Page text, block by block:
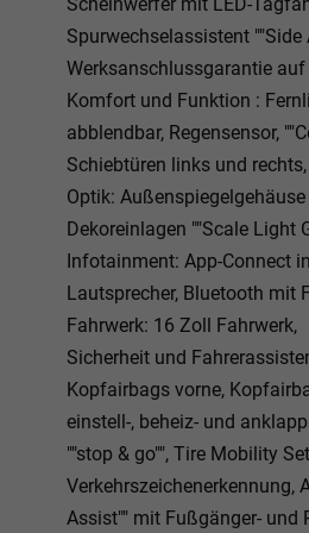
Spurwechselassistent
Werksanschlussgarantie
Komfort und Funktion :
abblendbar, Regensensor,
Schiebtüren links und
Optik:
Dekoreinlagen ""Scale Light
Infotainment: App-Connect
Lautsprecher, Bluetooth mit
Fahrwerk: 16 Zoll Fahrwerk,
Sicherheit und
Kopfairbags vorne,
einstell-, beheiz- und
""stop & go"", Tire Mobility
Verkehrszeichenerkennung,
Assist"" mit Fußgänger- und